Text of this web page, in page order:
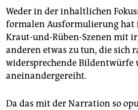
Weder in der inhaltlichen
formalen Ausformulierung hat
Kraut-und-Rüben-Szenen mit
anderen etwas zu tun, die sich
widersprechende Bildentwürfe
aneinandergereiht.
Da das mit der Narration so